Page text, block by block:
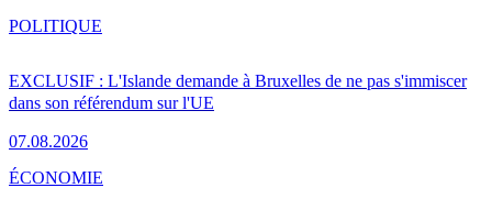
EXCLUSIF : L'Islande demande à Bruxelles de ne pas s'immiscer
dans son référendum sur l'UE
07.08.2026
POLITIQUE
ÉCONOMIE